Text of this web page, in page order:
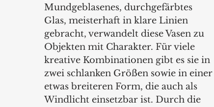
Mundgeblasenes, durchgefärbtes
Glas, meisterhaft in klare Linien
gebracht, verwandelt diese Vasen zu
Objekten mit Charakter. Für viele
kreative Kombinationen gibt es sie in
zwei schlanken Größen sowie in einer
etwas breiteren Form, die auch als
Windlicht einsetzbar ist. Durch die